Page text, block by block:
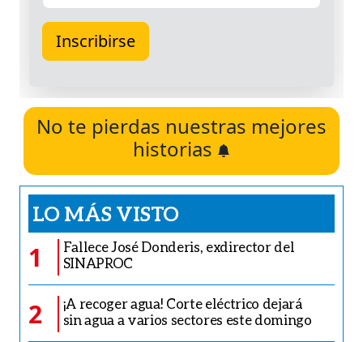
No te pierdas nuestras mejores
historias
LO MÁS VISTO
1
Fallece José Donderis, exdirector del
SINAPROC
2
¡A recoger agua! Corte eléctrico dejará
sin agua a varios sectores este domingo